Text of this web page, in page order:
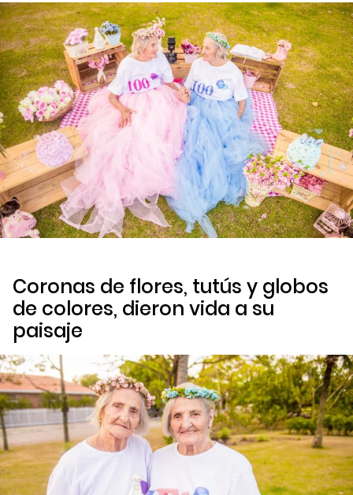
Coronas de flores, tutús y globos
de colores, dieron vida a su
paisaje